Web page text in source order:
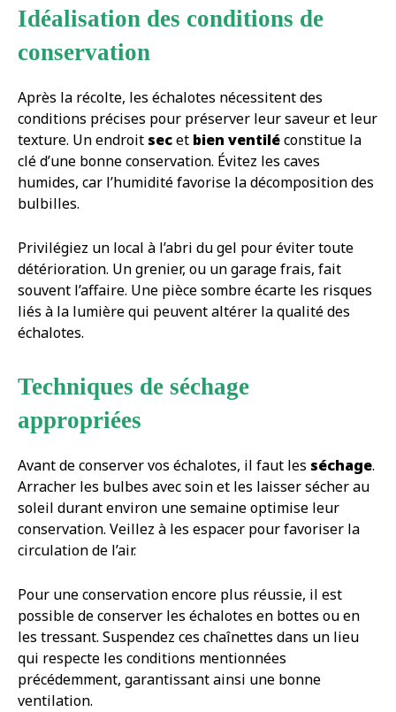
Idéalisation des conditions de
conservation
Après la récolte, les échalotes nécessitent des
conditions précises pour préserver leur saveur et leur
texture. Un endroit secet bien ventiléconstitue la
clé d’une bonne conservation. Évitez les caves
humides, car l’humidité favorise la décomposition des
bulbilles.
Privilégiez un local à l’abri du gel pour éviter toute
détérioration. Un grenier, ou un garage frais, fait
souvent l’affaire. Une pièce sombre écarte les risques
liés à la lumière qui peuvent altérer la qualité des
échalotes.
Techniques de séchage
appropriées
Avant de conserver vos échalotes, il faut les séchage.
Arracher les bulbes avec soin et les laisser sécher au
soleil durant environ une semaine optimise leur
conservation. Veillez à les espacer pour favoriser la
circulation de l’air.
Pour une conservation encore plus réussie, il est
possible de conserver les échalotes en bottes ou en
les tressant. Suspendez ces chaînettes dans un lieu
qui respecte les conditions mentionnées
précédemment, garantissant ainsi une bonne
ventilation.